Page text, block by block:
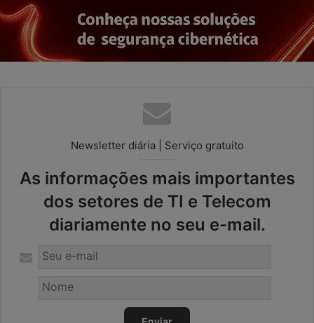
Newsletter diária | Serviço gratuito
As informações mais importantes
dos setores de TI e Telecom
diariamente no seu e-mail.